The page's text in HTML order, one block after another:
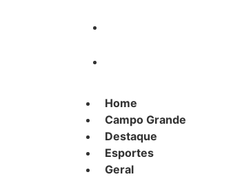
Home
Campo Grande
Destaque
Esportes
Geral